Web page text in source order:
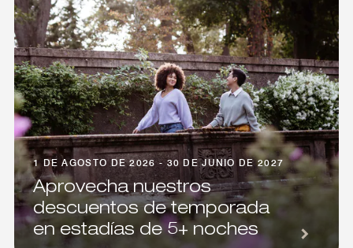
1 DE AGOSTO DE 2026 - 30 DE JUNIO DE 2027
Aprovecha nuestros
descuentos de temporada
en estadías de 5+ noches